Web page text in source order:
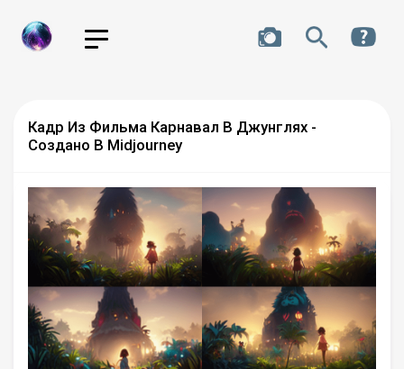
Кадр Из Фильма Карнавал В Джунглях -
Создано В Midjourney